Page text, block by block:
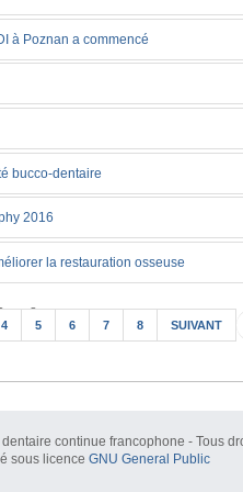
à Poznan a commencé
bucco-dentaire
2016
la restauration osseuse
sur 8
4 5 6 7 8 SUIVANT
continue francophone - Tous
sous licence GNU General Public